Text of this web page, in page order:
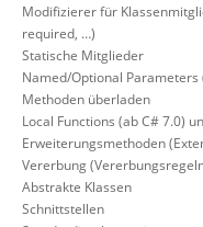
Modifizierer für
required, …)
Statische Mitglieder
Named/Optional Parameters
Methoden überladen
Local Functions (ab C# 7.0)
Erweiterungsmethoden
Vererbung
Abstrakte Klassen
Schnittstellen